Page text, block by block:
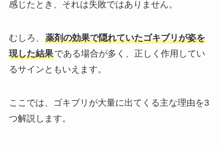
感じたとき、それは失敗ではありません。
むしろ、 薬剤の効果で隠れていたゴキブリが姿を
現した結果である場合が多く、正しく作用してい
るサインともいえます。
ここでは、ゴキブリが大量に出てくる主な理由を3
つ解説します。